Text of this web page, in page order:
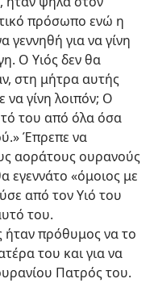
πρόσωπο ενώ η
γεννηθή για να γίνη
Ο Υιός δεν θα
στη μήτρα αυτής
να γίνη λοιπόν; Ο
του από όλα όσα
Έπρεπε να
αοράτους ουρανούς
εγεννάτο «όμοιος με
από τον Υιό του
του.
ήταν πρόθυμος να το
του και για να
Πατρός του.